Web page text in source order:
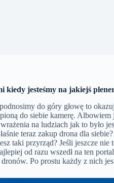
kiedy jesteśmy na jakiejś
do góry głowę to
do siebie kamerę.
na ludziach jak to było
teraz zakup drona dla
taki przyrząd? Jeśli jeszcze
od razu wszedł na ten
dronów. Po prostu każdy z nich